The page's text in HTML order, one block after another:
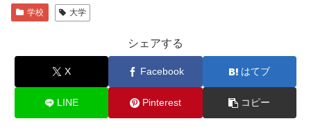
学校 大学
シェアする
X Facebook はてブ
LINE Pinterest コピー